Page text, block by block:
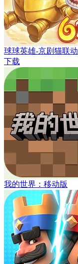
球球英雄-京剧猫联动
下载
我的世界：移动版